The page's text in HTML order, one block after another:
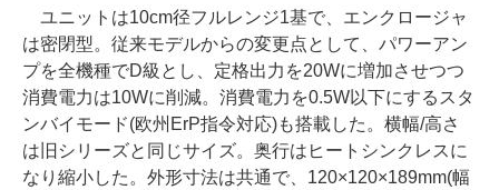
ユニットは10cm径フルレンジ1基で、エンクロージャ
は密閉型。従来モデルからの変更点として、パワーアン
プを全機種でD級とし、定格出力を20Wに増加させつつ
消費電力は10Wに削減。消費電力を0.5W以下にするスタ
ンバイモード(欧州ErP指令対応)も搭載した。横幅/高さ
は旧シリーズと同じサイズ。奥行はヒートシンクレスに
なり縮小した。外形寸法は共通で、120×120×189mm(幅